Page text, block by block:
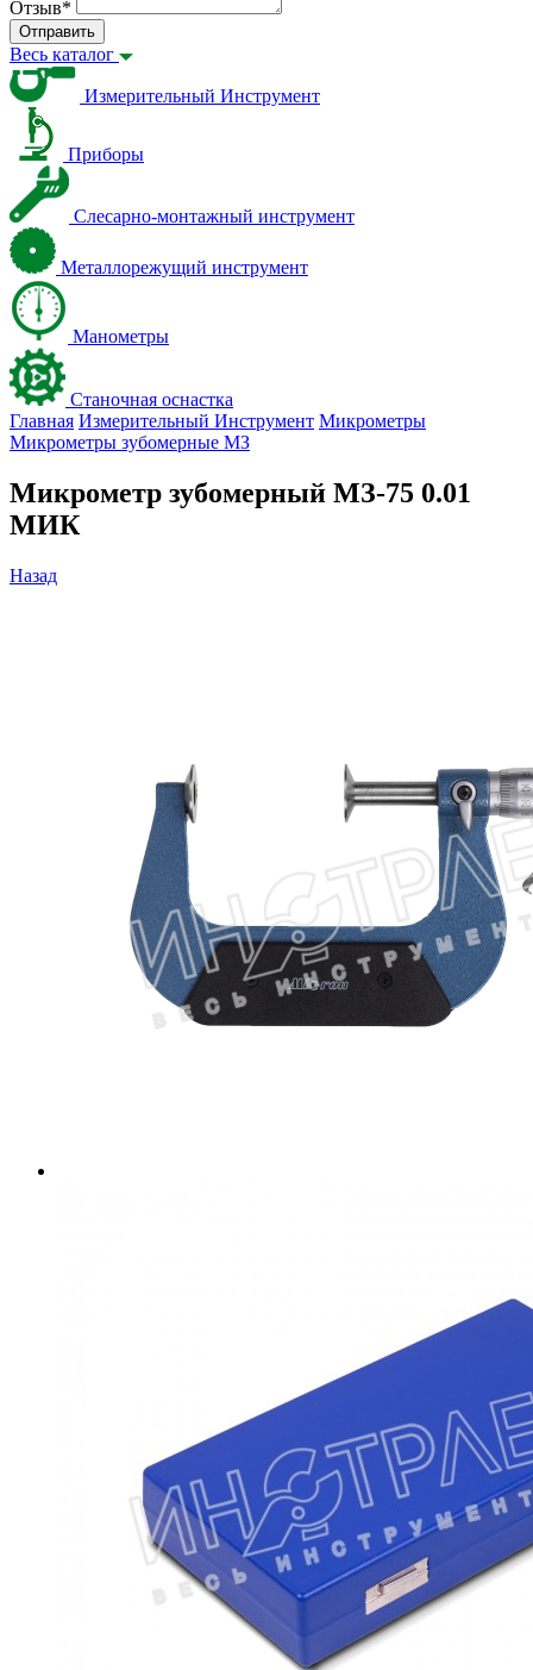
Отзыв*
Отправить
Весь каталог
Измерительный Инструмент
Приборы
Слесарно-монтажный инструмент
Металлорежущий инструмент
Манометры
Станочная оснастка
Главная Измерительный Инструмент Микрометры
Микрометры зубомерные МЗ
Микрометр зубомерный МЗ-75 0.01
МИК
Назад